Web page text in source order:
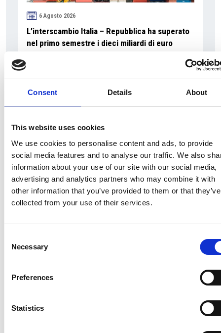
Consent Details About
This website uses cookies
We use cookies to personalise content and ads, to provide
social media features and to analyse our traffic. We also
information about your use of our site with our social media,
advertising and analytics partners who may combine it with
other information that you’ve provided to them or that they’ve
collected from your use of their services.
Selection
Necessary
Preferences
Statistics
6 Agosto 2026
L’interscambio Italia – Repubblica ha superato
nel primo semestre i dieci miliardi di euro
Overview Economica
Accelera la ripresa dell’industria nel corso del